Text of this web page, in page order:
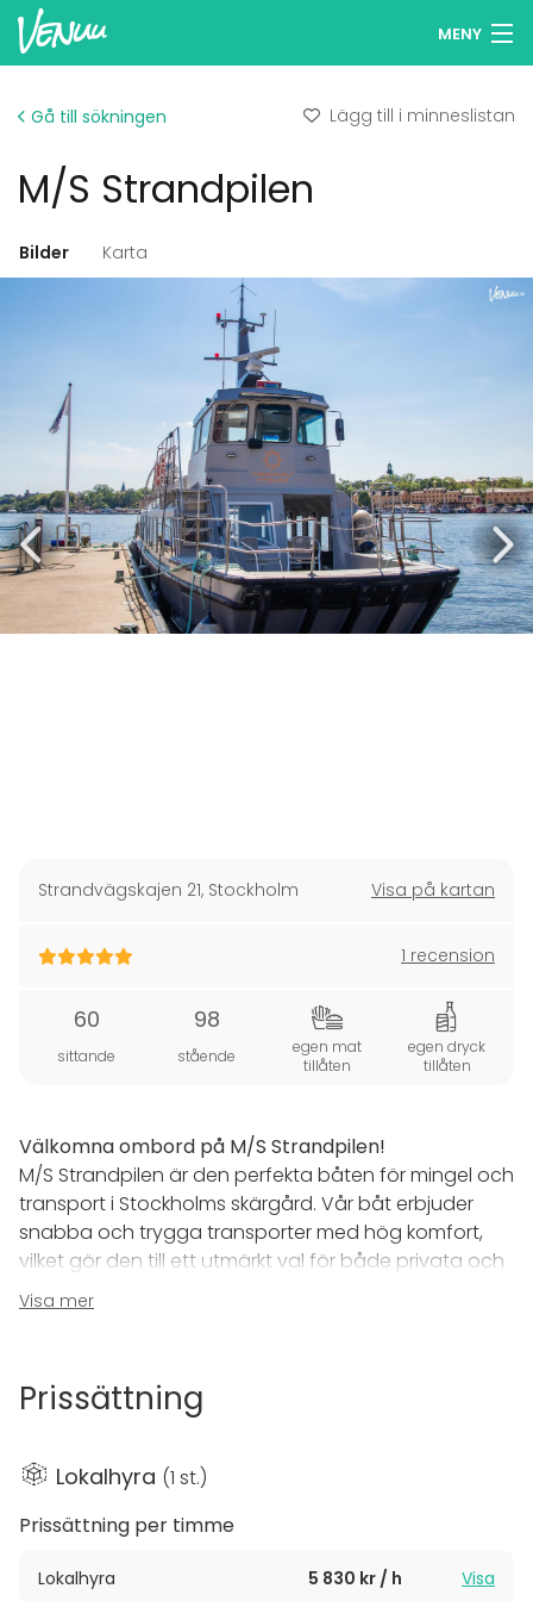
MENY
Logga in
Lägg till din lokal
Gå till sökningen Lägg till i minneslistan
M/S Strandpilen
Bilder Karta
Strandvägskajen 21, Stockholm Visa på kartan
1 recension
60
sittande
98
stående
egen mat
tillåten
egen dryck
tillåten
Välkomna ombord på M/S Strandpilen!
M/S Strandpilen är den perfekta båten för mingel och
transport i Stockholms skärgård. Vår båt erbjuder
snabba och trygga transporter med hög komfort,
vilket gör den till ett utmärkt val för både privata och
företagsrelaterade evenemang.
soldäck, perfekt för mingel och avkoppling. Njut av
dryck för en ännu mer personlig upplevelse. Vår
mysiga salong har sittplatser för upp till 60 gäster
och soldäcket erbjuder ytterligare utrymme för
Visa mer
Prissättning
Lokalhyra (1 st.)
Prissättning per timme
Lokalhyra 5 830 kr / h Visa